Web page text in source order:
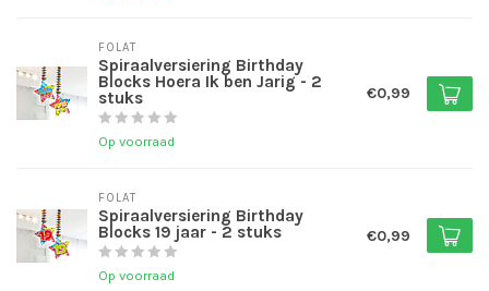
FOLAT
Spiraalversiering Birthday
Blocks Hoera Ik ben Jarig - 2
stuks
Op voorraad
€0,99
FOLAT
Spiraalversiering Birthday
Blocks 19 jaar - 2 stuks
Op voorraad
€0,99